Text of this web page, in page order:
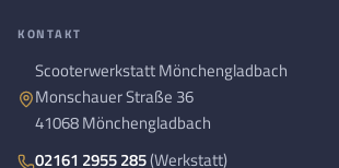
KONTAKT
Scooterwerkstatt Mönchengladbach
Monschauer Straße 36
41068 Mönchengladbach
02161 2955 285(Werkstatt)